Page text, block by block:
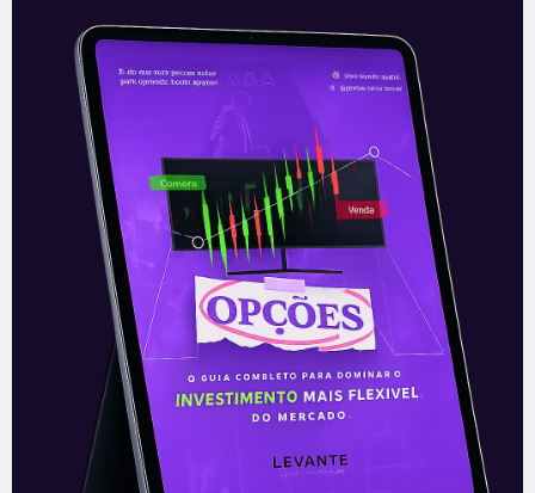
MRV Engenharia cria
subsidiária
A MRV Engenharia (MRVE3) decidiu
ingressar no segmento de média renda
com a criação de uma nova subsidiária, a
Sensia Incorporadora. A empresa nasce
com
Leia mais
10/12/2020